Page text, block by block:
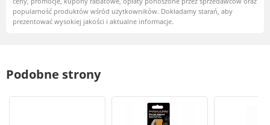
popularność produktów wśród użytkowników. Dokładamy starań, aby
prezentować wysokiej jakości i aktualne informacje.
Podobne strony